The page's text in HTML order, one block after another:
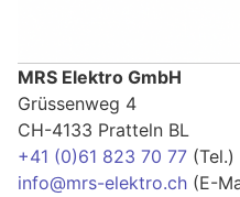
MRS Elektro GmbH
Grüssenweg 4
CH-4133 Pratteln BL
+41 (0)61 823 70 77 (Tel.)
info@mrs-elektro.ch (E-